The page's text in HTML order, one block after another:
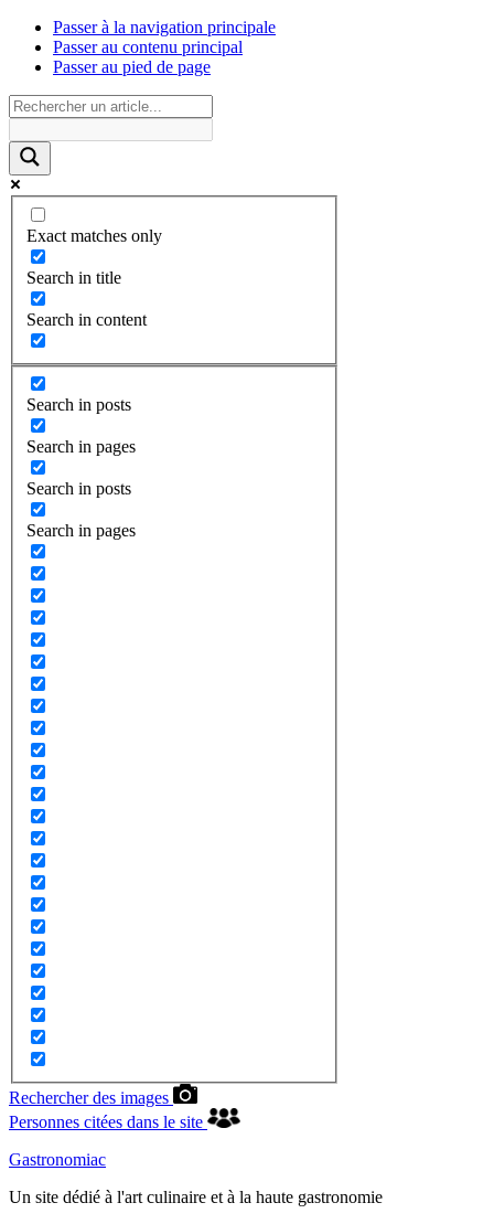
Passer à la navigation principale
Passer au contenu principal
Passer au pied de page
Exact matches only
Search in title
Search in content
Search in posts
Search in pages
Search in posts
Search in pages
Rechercher des images
Personnes citées dans le site
Gastronomiac
Un site dédié à l'art culinaire et à la haute gastronomie